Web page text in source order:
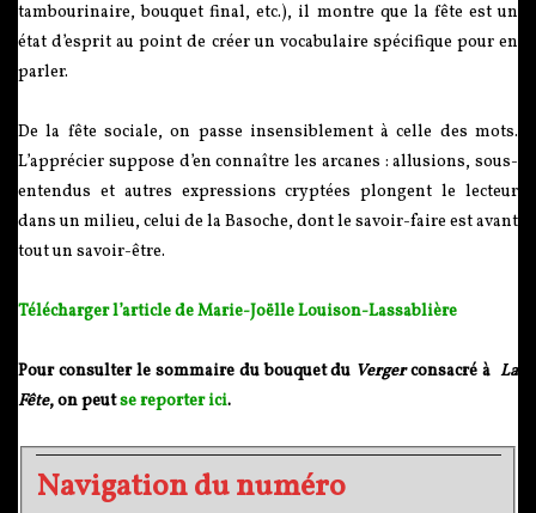
tambourinaire, bouquet final, etc.), il montre que la fête est un
état d’esprit au point de créer un vocabulaire spécifique pour en
parler.
De la fête sociale, on passe insensiblement à celle des mots.
L’apprécier suppose d’en connaître les arcanes : allusions, sous-
entendus et autres expressions cryptées plongent le lecteur
dans un milieu, celui de la Basoche, dont le savoir-faire est avant
tout un savoir-être.
Télécharger l’article de Marie-Joëlle Louison-Lassablière
Pour consulter le sommaire du bouquet du Vergerconsacré à La
Fête, on peutse reporter ici.
Navigation du numéro